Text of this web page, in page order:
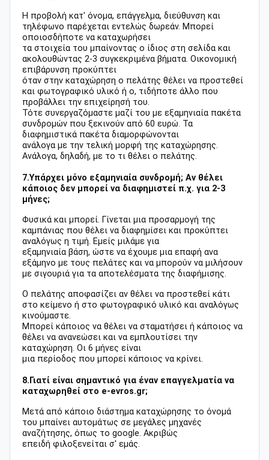
Η προβολή κατ' όνομα, επάγγελμα, διεύθυνση και
τηλέφωνο παρέχεται εντελώς δωρεάν. Μπορεί
οποιοσδήποτε να καταχωρήσει
τα στοιχεία του μπαίνοντας ο ίδιος στη σελίδα και
ακολουθώντας 2-3 συγκεκριμένα βήματα. Οικονομική
επιβάρυνση προκύπτει
όταν στην καταχώρηση ο πελάτης θέλει να προστεθεί
και φωτογραφικό υλικό ή ο, τιδήποτε άλλο που
προβάλλει την επιχείρησή του.
Τότε συνεργαζόμαστε μαζί του με εξαμηνιαία πακέτα
συνδρομών που ξεκινούν από 60 ευρώ. Τα
διαφημιστικά πακέτα διαμορφώνονται
ανάλογα με την τελική μορφή της καταχώρησης.
Ανάλογα, δηλαδή, με το τι θέλει ο πελάτης.
7.Υπάρχει μόνο εξαμηνιαία συνδρομή; Αν θέλει
κάποιος δεν μπορεί να διαφημιστεί π.χ. για 2-3
μήνες;
Φυσικά και μπορεί. Γίνεται μια προσαρμογή της
καμπάνιας που θέλει να διαφημίσει και προκύπτει
αναλόγως η τιμή. Εμείς μιλάμε για
εξαμηνιαία βάση, ώστε να έχουμε μια επαφή ανα
εξάμηνο με τους πελάτες και να μπορούν να μιλήσουν
με σιγουριά για τα αποτελέσματα της διαφήμισης.
Ο πελάτης αποφασίζει αν θέλει να προστεθεί κάτι
στο κείμενο ή στο φωτογραφικό υλικό και αναλόγως
κινούμαστε.
Μπορεί κάποιος να θέλει να σταματήσει ή κάποιος να
θέλει να ανανεώσει και να εμπλουτίσει την
καταχώρηση. Οι 6 μήνες είναι
μια περίοδος που μπορεί κάποιος να κρίνει.
8.Γιατί είναι σημαντικό για έναν επαγγελματία να
καταχωρηθεί στο e-evros.gr;
Μετά από κάποιο διάστημα καταχώρησης το όνομά
του μπαίνει αυτομάτως σε μεγάλες μηχανές
αναζήτησης, όπως το google. Ακριβώς
επειδή φιλοξενείται σ' εμάς.